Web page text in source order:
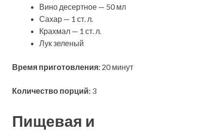
Вино десертное — 50 мл
Сахар — 1 ст. л.
Крахмал — 1 ст. л.
Лук зеленый
Время приготовления: 20 минут
Количество порций: 3
Пищевая и